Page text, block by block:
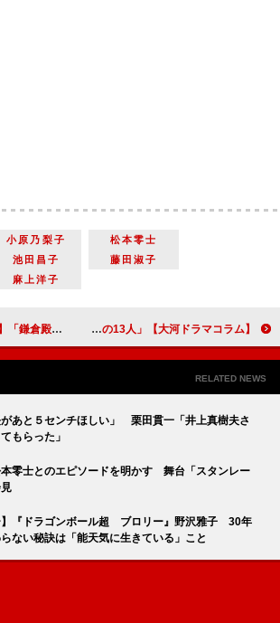
小原乃梨子
松本零士
池田昌子
藤田淑子
麻上洋子
、姉・政子の関わりに期待が膨らむ物語の船出 【大河ドラマコラム】「鎌倉殿の13人」第２回「佐殿の腹」義時と頼朝、「奇妙なバディ」の鮮やかな船出
RELATED NEWS
あと５センチほしい」 栗田貫一「井上真樹夫さ
もらった」
零士とのエピソードを明かす 舞台「スタンレー
】『ドラゴンボール超 ブロリー』野沢雅子 30年
ない秘訣は「能天気に生きている」こと